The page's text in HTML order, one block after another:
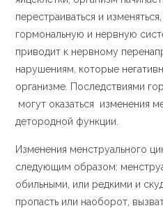
перестраиваться и
гормональную и нервную
приводит к нервному
нарушениям, которые
организме. Последствиями
могут оказаться изменения
детородной функции.
Изменения менструального
следующим образом:
обильными, или редкими и
пропасть или наоборот,